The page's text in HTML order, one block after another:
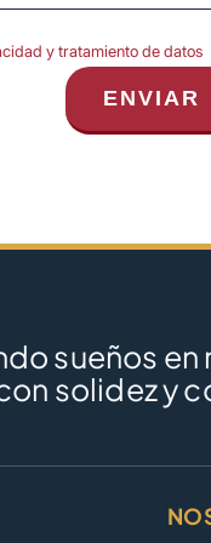
y tratamiento de datos
sueños en
solidez y